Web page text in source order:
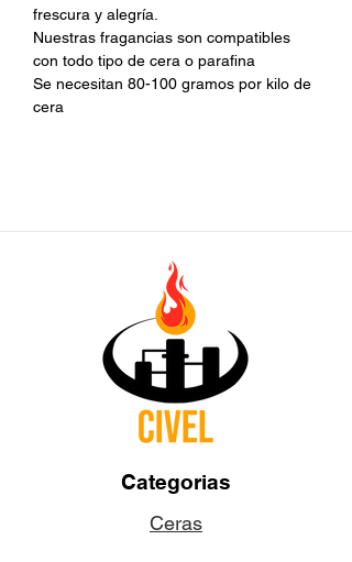
frescura y alegría.
Nuestras fragancias son compatibles
con todo tipo de cera o parafina
Se necesitan 80-100 gramos por kilo de
cera
Categorias
Ceras